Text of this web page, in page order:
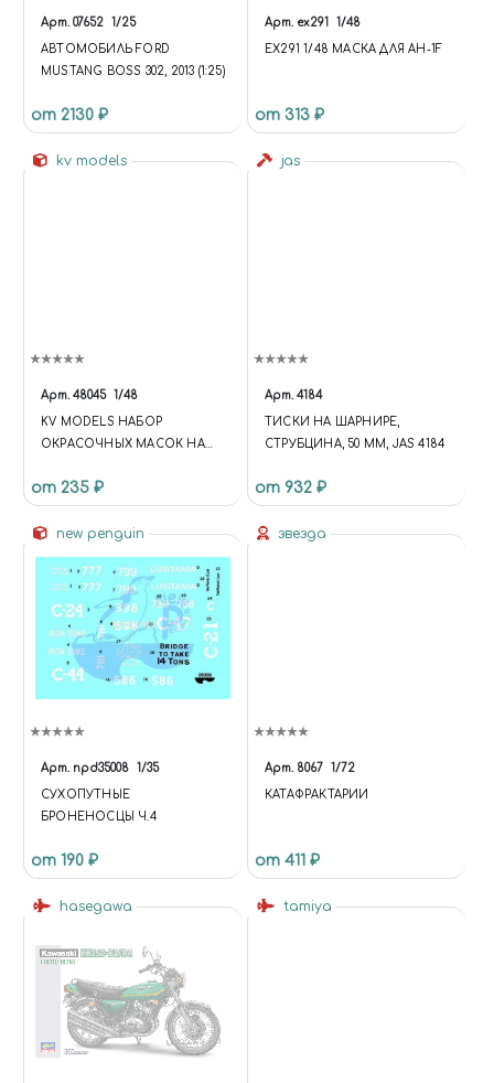
Арт. 07652 1/25
АВТОМОБИЛЬ FORD
MUSTANG BOSS 302, 2013 (1:25)
от 2130 ₽
Арт. ex291 1/48
EX291 1/48 МАСКА ДЛЯ AH-1F
от 313 ₽
kv models
Арт. 48045 1/48
KV MODELS НАБОР
ОКРАСОЧНЫХ МАСОК НА
ДИСКИ И КОЛЕСА
от 235 ₽
jas
Арт. 4184
ТИСКИ НА ШАРНИРЕ,
СТРУБЦИНА, 50 ММ, JAS 4184
от 932 ₽
new penguin
Арт. npd35008 1/35
СУХОПУТНЫЕ
БРОНЕНОСЦЫ Ч.4
от 190 ₽
звезда
Арт. 8067 1/72
КАТАФРАКТАРИИ
от 411 ₽
hasegawa tamiya